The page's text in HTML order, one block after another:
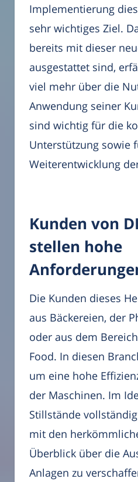
Implementierung
sehr wichtiges Ziel.
bereits mit dieser
ausgestattet sind,
viel mehr über die
Anwendung seiner
sind wichtig für die
Unterstützung sowie
Weiterentwicklung
Kunden von
stellen hohe
Die Kunden dieses
aus Bäckereien, der
oder aus dem
Food. In diesen
um eine hohe
der Maschinen. Im
Stillstände
mit den
Überblick über die
Anlagen zu